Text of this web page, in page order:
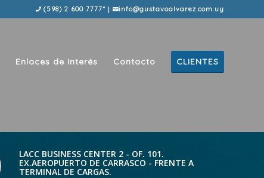
(598) 2 600 7777* | info@gustavoalvarez.com.uy
Enlaces de Interés Contacto CLIENTES
LACC BUSINESS CENTER 2 - OF. 101.
EX.AEROPUERTO DE CARRASCO - FRENTE A
TERMINAL DE CARGAS.